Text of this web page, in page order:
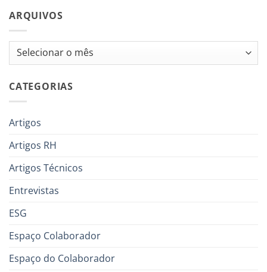
ARQUIVOS
Arquivos
CATEGORIAS
Artigos
Artigos RH
Artigos Técnicos
Entrevistas
ESG
Espaço Colaborador
Espaço do Colaborador